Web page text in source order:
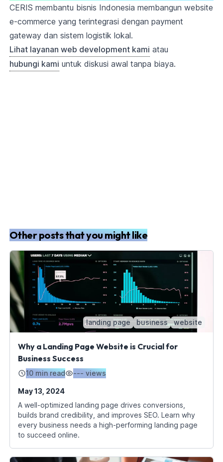
CERIS membantu bisnis Indonesia membangun website
e-commerce yang terintegrasi dengan payment
gateway dan sistem logistik lokal.
Lihat layanan web development kami atau
hubungi kami untuk diskusi awal tanpa biaya.
Other posts that you might like
landing page business website
Why a Landing Page Website is Crucial for
Business Success
10 min read --- views
May 13, 2024
A well-optimized landing page drives conversions,
builds brand credibility, and improves SEO. Learn why
every business needs a high-performing landing page
to succeed online.